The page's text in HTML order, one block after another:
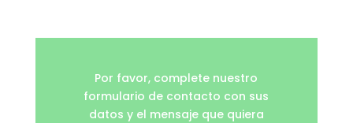
Por favor, complete nuestro
formulario de contacto con sus
datos y el mensaje que quiera